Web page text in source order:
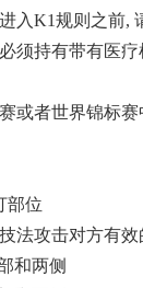
入K1规则之前,
须持有带有医
或者世界锦标
部位
法攻击对方有效
和两侧